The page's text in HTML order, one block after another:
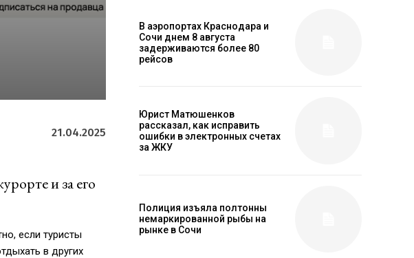
21.04.2025
и за его
если туристы
в других
В аэропортах Краснодара и
Сочи днем 8 августа
задерживаются более 80
рейсов
Юрист Матюшенков
рассказал, как исправить
ошибки в электронных счетах
за ЖКУ
Полиция изъяла полтонны
немаркированной рыбы на
рынке в Сочи